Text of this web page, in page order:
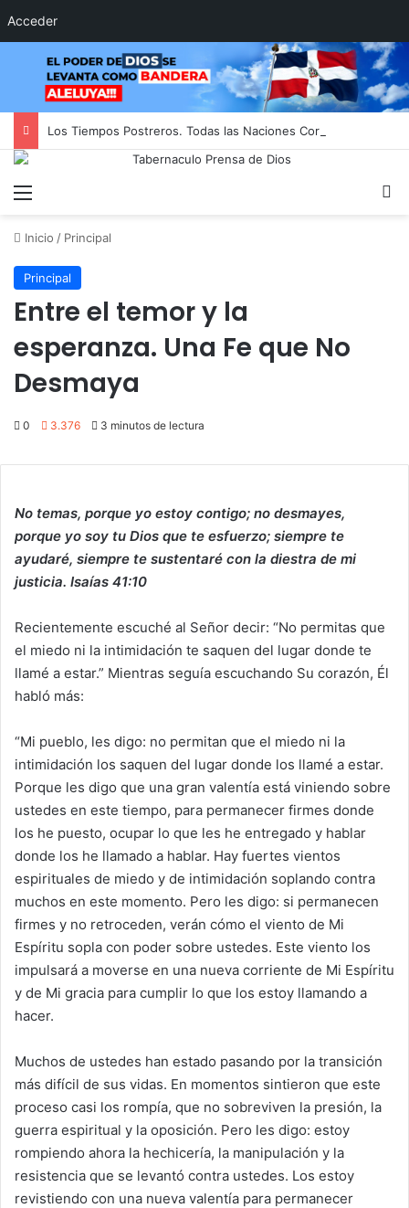
Acceder
Inicio / Principal
Principal
Entre el temor y la
esperanza. Una Fe que No
Desmaya
0 3.376 3 minutos de lectura
No temas, porque yo estoy contigo; no desmayes,
porque yo soy tu Dios que te esfuerzo; siempre te
ayudaré, siempre te sustentaré con la diestra de mi
justicia. Isaías 41:10
Recientemente escuché al Señor decir: “No permitas que
el miedo ni la intimidación te saquen del lugar donde te
llamé a estar.” Mientras seguía escuchando Su corazón, Él
habló más:
“Mi pueblo, les digo: no permitan que el miedo ni la
intimidación los saquen del lugar donde los llamé a estar.
Porque les digo que una gran valentía está viniendo sobre
ustedes en este tiempo, para permanecer firmes donde
los he puesto, ocupar lo que les he entregado y hablar
donde los he llamado a hablar. Hay fuertes vientos
espirituales de miedo y de intimidación soplando contra
muchos en este momento. Pero les digo: si permanecen
firmes y no retroceden, verán cómo el viento de Mi
Espíritu sopla con poder sobre ustedes. Este viento los
impulsará a moverse en una nueva corriente de Mi Espíritu
y de Mi gracia para cumplir lo que los estoy llamando a
hacer.
Muchos de ustedes han estado pasando por la transición
más difícil de sus vidas. En momentos sintieron que este
proceso casi los rompía, que no sobreviven la presión, la
guerra espiritual y la oposición. Pero les digo: estoy
rompiendo ahora la hechicería, la manipulación y la
resistencia que se levantó contra ustedes. Los estoy
revistiendo con una nueva valentía para permanecer